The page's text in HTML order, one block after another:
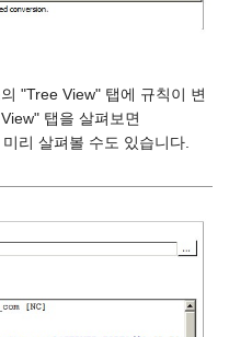
"Tree View" 탭에 규칙이 변
탭을 살펴보면
리 살펴볼 수도 있습니다.